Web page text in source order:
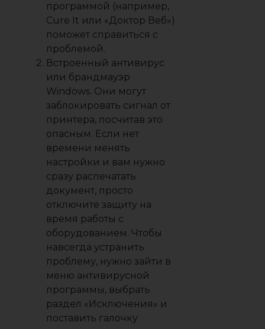
программой (например,
Cure It или «Доктор Веб»)
поможет справиться с
проблемой.
Встроенный антивирус
или брандмауэр
Windows. Они могут
заблокировать сигнал от
принтера, посчитав это
опасным. Если нет
времени менять
настройки и вам нужно
сразу распечатать
документ, просто
отключите защиту на
время работы с
оборудованием. Чтобы
навсегда устранить
проблему, нужно зайти в
меню антивирусной
программы, выбрать
раздел «Исключения» и
поставить галочку